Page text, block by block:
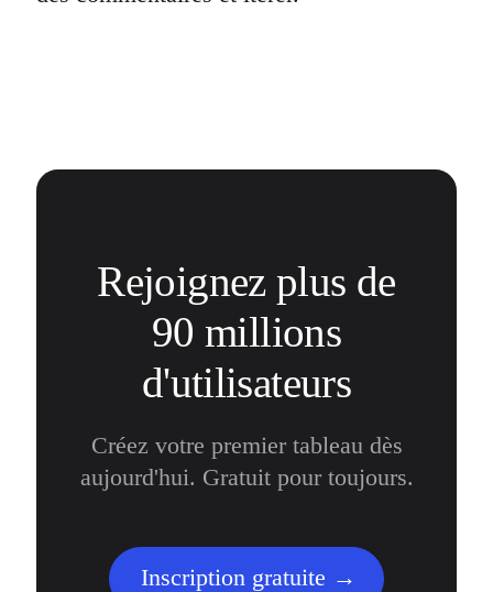
Rejoignez plus de
90 millions
d'utilisateurs
Créez votre premier tableau dès
aujourd'hui. Gratuit pour toujours.
Inscription gratuite